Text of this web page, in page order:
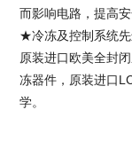
而影响电路，提高安
★冷冻及控制系统先
原装进口欧美全封
冻器件，原装进口
学。